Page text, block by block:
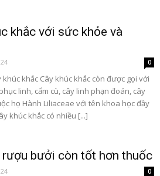
khắc với sức khỏe và
0
khúc khắc Cây khúc khắc còn được gọi với
linh, cẩm cù, cây linh phạn đoán, cây
họ Hành Liliaceae với tên khoa học đầy
khúc khắc có nhiều [...]
bưởi còn tốt hơn thuốc
0